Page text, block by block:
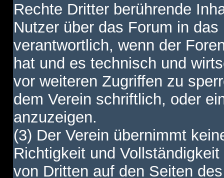
Rechte Dritter berührende
Nutzer über das Forum in
verantwortlich, wenn der
hat und es technisch und
vor weiteren Zugriffen zu
dem Verein schriftlich, oder
anzuzeigen.
(3) Der Verein übernimmt
Richtigkeit und
von Dritten auf den Seiten